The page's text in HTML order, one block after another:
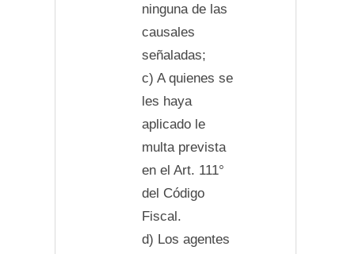
ninguna de las
causales
señaladas;
c) A quienes se
les haya
aplicado le
multa prevista
en el Art. 111°
del Código
Fiscal.
d) Los agentes